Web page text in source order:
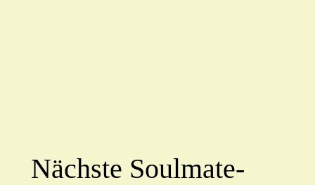
Nächste Soulmate-